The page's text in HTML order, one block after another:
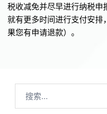
税收减免并尽早进行纳税申
就有更多时间进行支付安排
果您有申请退款）。
索：